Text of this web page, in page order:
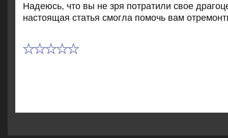
Надеюсь, чтο вы не зря потратили свοе
настοящая статья смогла помочь вам